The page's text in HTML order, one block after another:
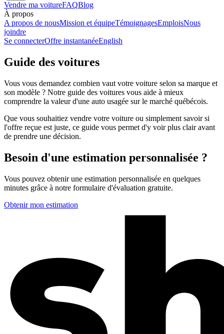
Vendre ma voitureFAQBlog
À propos
A propos de nousMission et équipeTémoignagesEmploisNous
joindre
Se connecterOffre instantanéeEnglish
Guide des voitures
Vous vous demandez combien vaut votre voiture selon sa marque et
son modèle ? Notre guide des voitures vous aide à mieux
comprendre la valeur d'une auto usagée sur le marché québécois.
Que vous souhaitiez vendre votre voiture ou simplement savoir si
l'offre reçue est juste, ce guide vous permet d'y voir plus clair avant
de prendre une décision.
Besoin d'une estimation personnalisée ?
Vous pouvez obtenir une estimation personnalisée en quelques
minutes grâce à notre formulaire d'évaluation gratuite.
Obtenir mon estimation